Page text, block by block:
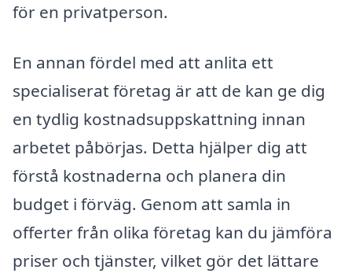
för en privatperson.
En annan fördel med att anlita ett
specialiserat företag är att de kan ge dig
en tydlig kostnadsuppskattning innan
arbetet påbörjas. Detta hjälper dig att
förstå kostnaderna och planera din
budget i förväg. Genom att samla in
offerter från olika företag kan du jämföra
priser och tjänster, vilket gör det lättare